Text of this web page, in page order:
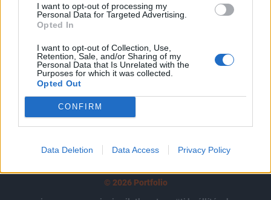
I want to opt-out of processing my
Personal Data for Targeted Advertising.
Opted In
I want to opt-out of Collection, Use,
Retention, Sale, and/or Sharing of my
Personal Data that Is Unrelated with the
Purposes for which it was collected.
Opted Out
CONFIRM
Data Deletion Data Access Privacy Policy
kötéslistái
Előfizetés
MÁR ELŐFIZETŐNK VAGY?
© 2026 Portfolio